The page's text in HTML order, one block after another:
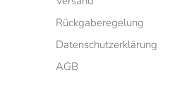
Rückgaberegelung
Datenschutzerklärung
AGB